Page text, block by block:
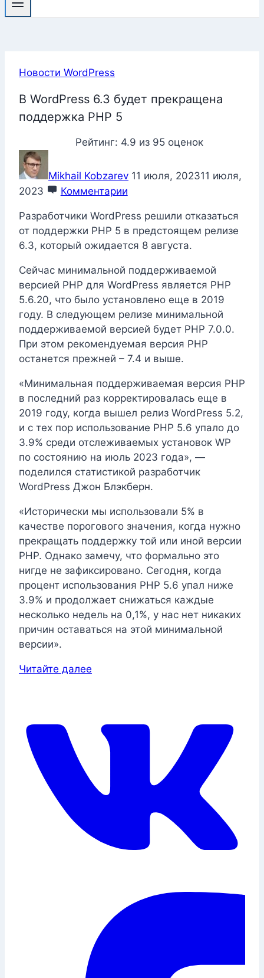
Новости WordPress
В WordPress 6.3 будет прекращена
поддержка PHP 5
Рейтинг: 4.9 из 95 оценок
Mikhail Kobzarev 11 июля, 202311 июля,
2023
Комментарии
Разработчики WordPress решили отказаться
от поддержки PHP 5 в предстоящем релизе
6.3, который ожидается 8 августа.
Сейчас минимальной поддерживаемой
версией PHP для WordPress является PHP
5.6.20, что было установлено еще в 2019
году. В следующем релизе минимальной
поддерживаемой версией будет PHP 7.0.0.
При этом рекомендуемая версия PHP
останется прежней – 7.4 и выше.
«Минимальная поддерживаемая версия PHP
в последний раз корректировалась еще в
2019 году, когда вышел релиз WordPress 5.2,
и с тех пор использование PHP 5.6 упало до
3.9% среди отслеживаемых установок WP
по состоянию на июль 2023 года», —
поделился статистикой разработчик
WordPress Джон Блэкберн.
«Исторически мы использовали 5% в
качестве порогового значения, когда нужно
прекращать поддержку той или иной версии
PHP. Однако замечу, что формально это
нигде не зафиксировано. Сегодня, когда
процент использования PHP 5.6 упал ниже
3.9% и продолжает снижаться каждые
несколько недель на 0,1%, у нас нет никаких
причин оставаться на этой минимальной
версии».
Читайте далее